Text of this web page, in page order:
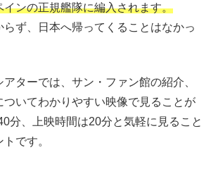
インの正規艦隊に編入されます。
ず、日本へ帰ってくることはなかっ
ターでは、サン・ファン館の紹介、
ついてわかりやすい映像で見ることが
分、上映時間は20分と気軽に見ること
です。